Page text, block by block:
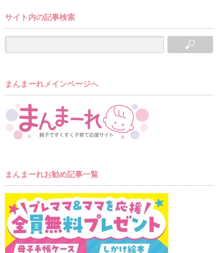
サイト内の記事検索
まんまーれメインページへ
まんまーれお勧め記事一覧